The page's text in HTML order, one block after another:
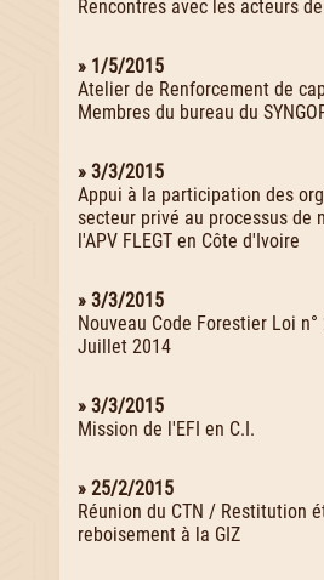
Rencontres avec les acteurs
» 1/5/2015
Atelier de Renforcement de
Membres du bureau du
» 3/3/2015
Appui à la participation des
secteur privé au processus de
l'APV FLEGT en Côte d'Ivoire
» 3/3/2015
Nouveau Code Forestier Loi
Juillet 2014
» 3/3/2015
Mission de l'EFI en C.I.
» 25/2/2015
Réunion du CTN / Restitution
reboisement à la GIZ